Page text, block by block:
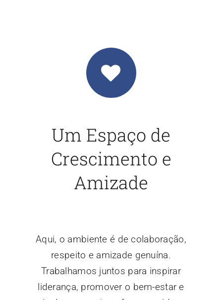
Um Espaço de
Crescimento e
Amizade
Aqui, o ambiente é de colaboração,
respeito e amizade genuína.
Trabalhamos juntos para inspirar
liderança, promover o bem-estar e